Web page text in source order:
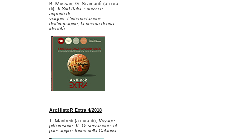
B. Mussari, G. Scamardì (a cura
di), Il Sud Italia: schizzi e
appunti di
viaggio. L'interpretazione
dell'immagine, la ricerca di una
identità
ArcHistoR Extra 4/2018
T. Manfredi (a cura di), Voyage
pittoresque. II. Osservazioni sul
paesaggio storico della Calabria